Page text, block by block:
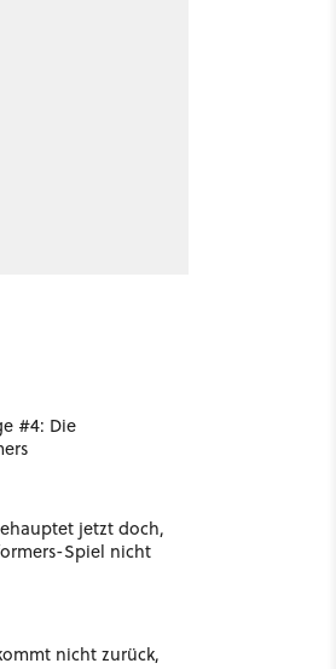
#4: Die
jetzt doch,
Spiel nicht
nicht zurück,